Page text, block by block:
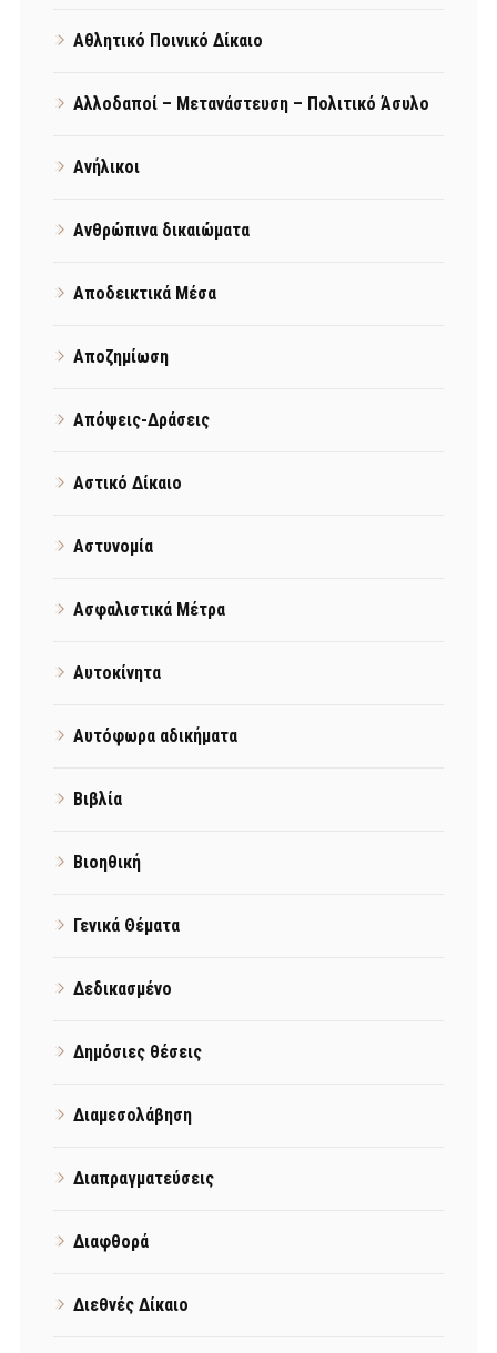
Αθλητικό Ποινικό Δίκαιο
Αλλοδαποί – Μετανάστευση – Πολιτικό Άσυλο
Ανήλικοι
Ανθρώπινα δικαιώματα
Αποδεικτικά Μέσα
Αποζημίωση
Απόψεις-Δράσεις
Αστικό Δίκαιο
Αστυνομία
Ασφαλιστικά Μέτρα
Αυτοκίνητα
Αυτόφωρα αδικήματα
Βιβλία
Βιοηθική
Γενικά Θέματα
Δεδικασμένο
Δημόσιες θέσεις
Διαμεσολάβηση
Διαπραγματεύσεις
Διαφθορά
Διεθνές Δίκαιο